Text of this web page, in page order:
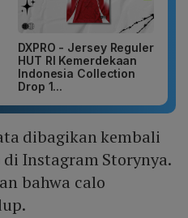
DXPRO - Jersey Reguler
HUT RI Kemerdekaan
Indonesia Collection
Drop 1...
dibagikan kembali
Instagram Storynya.
bahwa calo